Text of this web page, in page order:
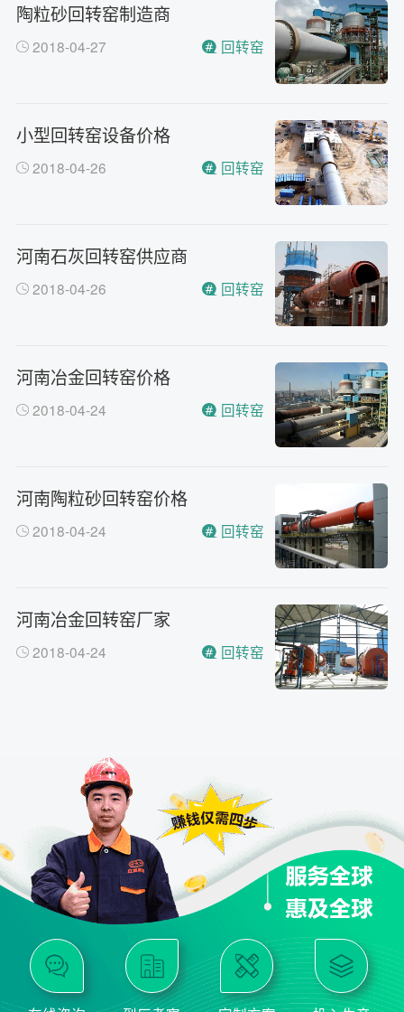
陶粒砂回转窑制造商
2018-04-27 回转窑
小型回转窑设备价格
2018-04-26 回转窑
河南石灰回转窑供应商
2018-04-26 回转窑
河南冶金回转窑价格
2018-04-24 回转窑
河南陶粒砂回转窑价格
2018-04-24 回转窑
河南冶金回转窑厂家
2018-04-24 回转窑